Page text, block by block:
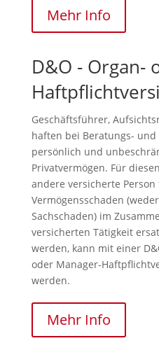
Mehr Info
D&O - Organ-
Geschäftsführer,
haften bei Beratungs-
persönlich und
Privatvermögen. Für
andere versicherte
Vermögensschaden
Sachschaden) im
versicherten Tätigkeit
werden, kann mit einer
oder Manager-
werden.
Mehr Info